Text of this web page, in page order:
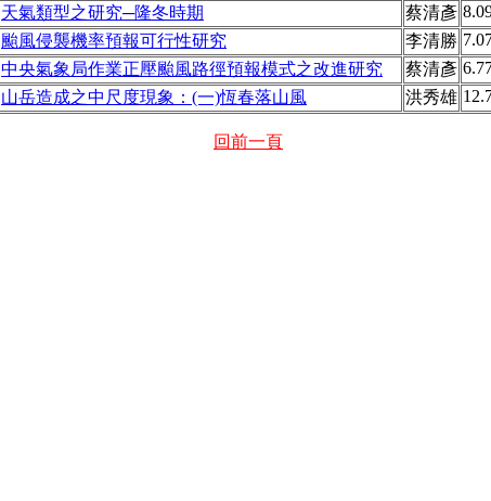
天氣類型之研究─隆冬時期 蔡清彥
颱風侵襲機率預報可行性研究 李清勝
中央氣象局作業正壓颱風路徑預報模式之改進研究 蔡清彥
山岳造成之中尺度現象：(一)恆春落山風 洪秀雄
回前一頁